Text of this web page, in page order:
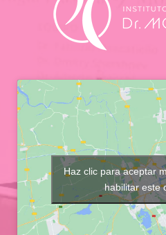
Haz clic para aceptar
habilitar este